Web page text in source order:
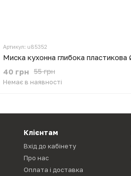
Артикул: u85352
55 грн
40 грн
Немає в наявності
Клієнтам
Вхід до кабінету
Про нас
Оплата і доставка